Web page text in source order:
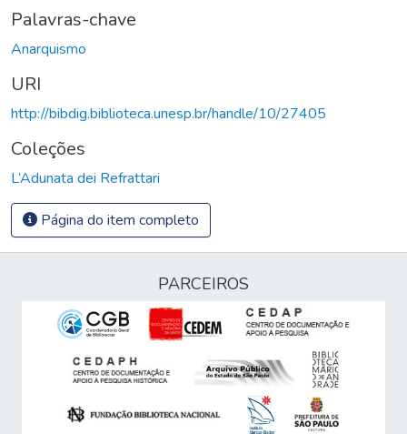
Palavras-chave
Anarquismo
URI
http://bibdig.biblioteca.unesp.br/handle/10/27405
Coleções
L’Adunata dei Refrattari
Página do item completo
PARCEIROS